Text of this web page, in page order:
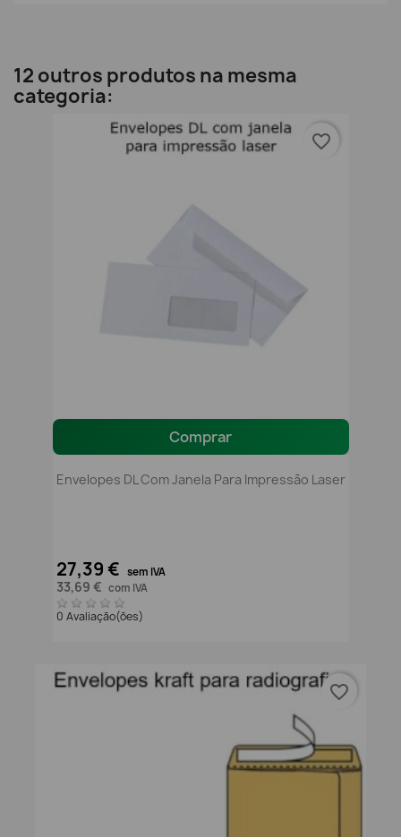
12 outros produtos na mesma
categoria:
Comprar
Envelopes DL Com Janela Para Impressão Laser
27,39 € sem IVA
33,69 € com IVA
0 Avaliação(ões)
favorite_border
favorite_border